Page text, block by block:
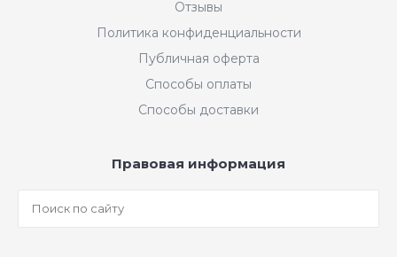
Отзывы
Политика конфиденциальности
Публичная оферта
Способы оплаты
Способы доставки
Правовая информация